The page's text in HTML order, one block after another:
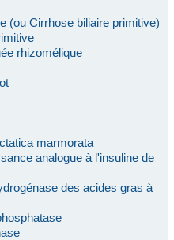
(ou Cirrhose biliaire primitive)
rhizomélique
marmorata
analogue à l'insuline de
des acides gras à